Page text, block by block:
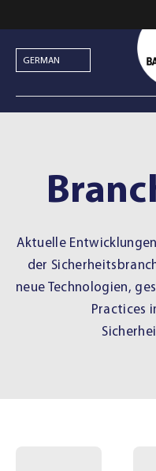
to
content
Aktuelle
der
neue Technologien,
Practices